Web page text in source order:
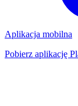
Aplikacja mobilna
Pobierz aplikację